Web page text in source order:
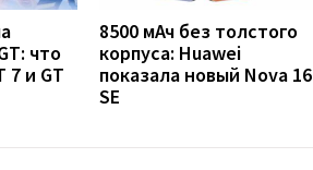
что
7 и GT
8500 мАч без толстого
корпуса: Huawei
показала новый Nova 16
SE